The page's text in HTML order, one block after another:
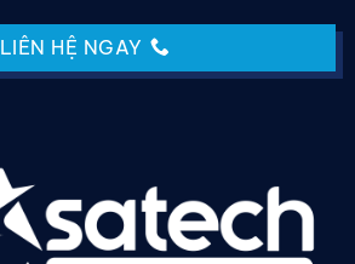
LIÊN HỆ NGAY